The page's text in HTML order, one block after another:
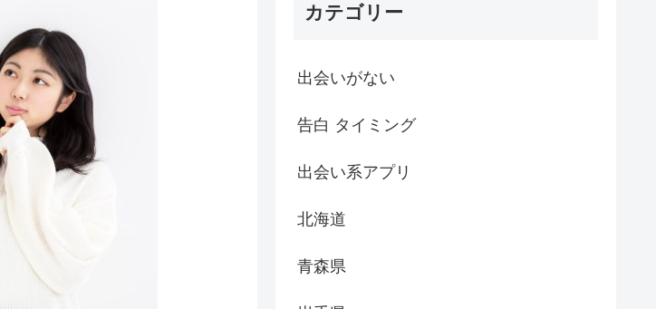
カテゴリー
出会いがない
告白 タイミング
出会い系アプリ
北海道
青森県